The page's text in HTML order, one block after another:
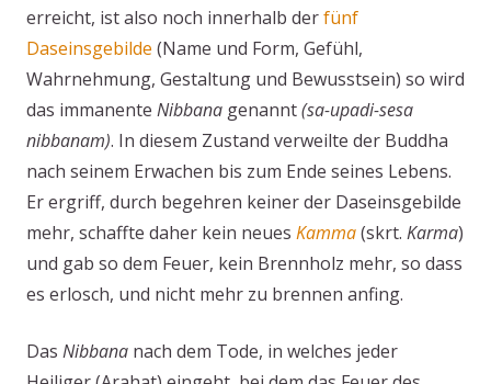
erreicht, ist also noch innerhalb derfünf
Daseinsgebilde (Name und Form, Gefühl,
Wahrnehmung, Gestaltung und Bewusstsein) so wird
das immanente Nibbana genannt(sa-upadi-sesa
nibbanam). In diesem Zustand verweilte der Buddha
nach seinem Erwachen bis zum Ende seines Lebens.
Er ergriff, durch begehren keiner der Daseinsgebilde
mehr, schaffte daher kein neues Kamma(skrt. Karma)
und gab so dem Feuer, kein Brennholz mehr, so dass
es erlosch, und nicht mehr zu brennen anfing.
Das Nibbana nach dem Tode, in welches jeder